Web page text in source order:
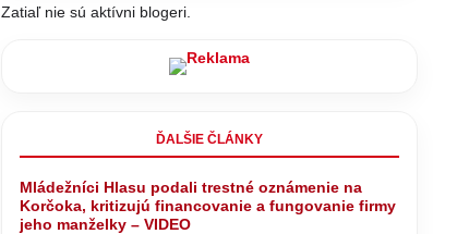
Zatiaľ nie sú aktívni blogeri.
ĎALŠIE ČLÁNKY
Mládežníci Hlasu podali trestné oznámenie na
Korčoka, kritizujú financovanie a fungovanie firmy
jeho manželky – VIDEO